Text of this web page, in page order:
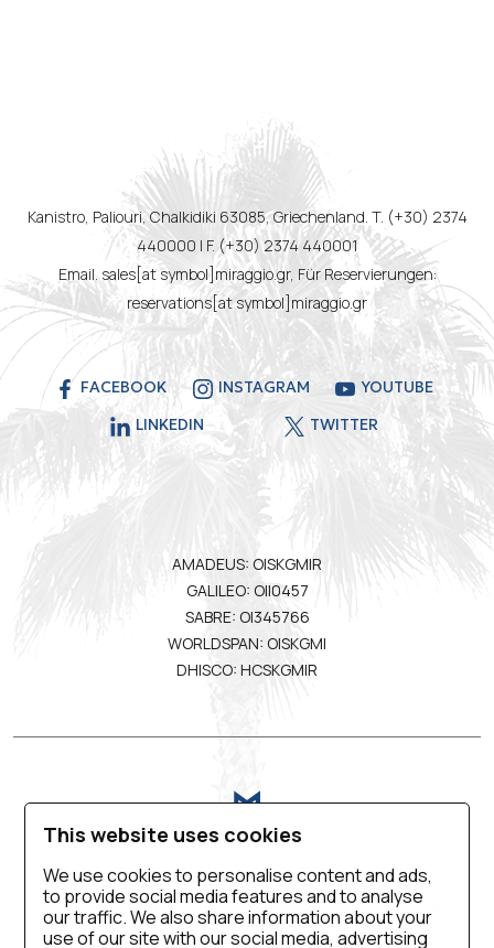
This website uses cookies
We use cookies to personalise content and ads,
to provide social media features and to analyse
our traffic. We also share information about your
use of our site with our social media, advertising
Kanistro, Paliouri, Chalkidiki 63085, Griechenland. T. (+30) 2374
440000 | F. (+30) 2374 440001
Email. sales[at symbol]miraggio.gr, Für Reservierungen:
reservations[at symbol]miraggio.gr
FACEBOOK INSTAGRAM
YOUTUBE
LINKEDIN
TWITTER
AMADEUS: OISKGMIR
GALILEO: OII0457
SABRE: OI345766
WORLDSPAN: OISKGMI
DHISCO: HCSKGMIR
VIRTUAL TOUR KONTAKT-INFO
KARRIERE
PRIVACY POLICY
REISEBÜROS